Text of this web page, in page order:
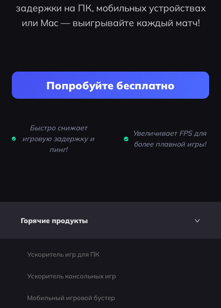
задержки на ПК, мобильных устройствах
или Mac — выигрывайте каждый матч!
Попробуйте бесплатно
Быстро снижает
игровую задержку и
пинг!
Увеличивает FPS для
более плавной игры!
Горячие продукты
Ускоритель игр для ПК
Ускоритель консольных игр
Мобильный игровой бустер